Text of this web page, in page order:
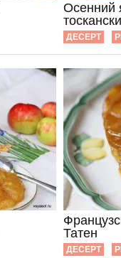
Осенний
тоскански
ДЕСЕРТ
Татен
ДЕСЕРТ